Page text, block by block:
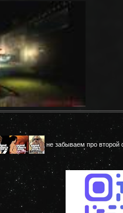
не забываем про второй